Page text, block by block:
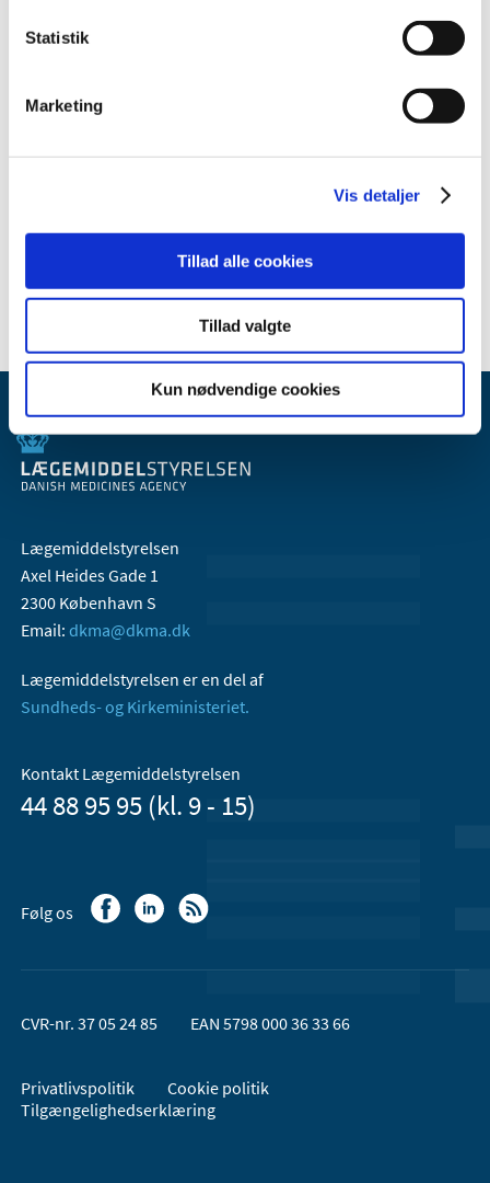
Statistik
Marketing
Vis detaljer
Tillad alle cookies
Tillad valgte
Kun nødvendige cookies
februar (3)
2010 (7)
Lægemiddelstyrelsen
Axel Heides Gade 1
2300 København S
Email: dkma@dkma.dk
Lægemiddelstyrelsen er en del af
Sundheds- og Kirkeministeriet.
Kontakt Lægemiddelstyrelsen
44 88 95 95 (kl. 9 - 15)
Følg os
CVR-nr. 37 05 24 85 EAN 5798 000 36 33 66
Privatlivspolitik
Cookie politik
Tilgængelighedserklæring